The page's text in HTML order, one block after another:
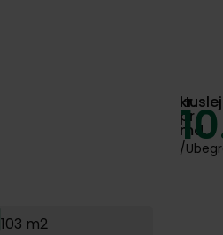
103 m2
pr.
md.
kr.
/